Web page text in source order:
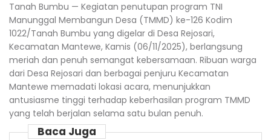
Tanah Bumbu — Kegiatan penutupan program TNI
Manunggal Membangun Desa (TMMD) ke-126 Kodim
1022/Tanah Bumbu yang digelar di Desa Rejosari,
Kecamatan Mantewe, Kamis (06/11/2025), berlangsung
meriah dan penuh semangat kebersamaan. Ribuan warga
dari Desa Rejosari dan berbagai penjuru Kecamatan
Mantewe memadati lokasi acara, menunjukkan
antusiasme tinggi terhadap keberhasilan program TMMD
yang telah berjalan selama satu bulan penuh.
Baca Juga